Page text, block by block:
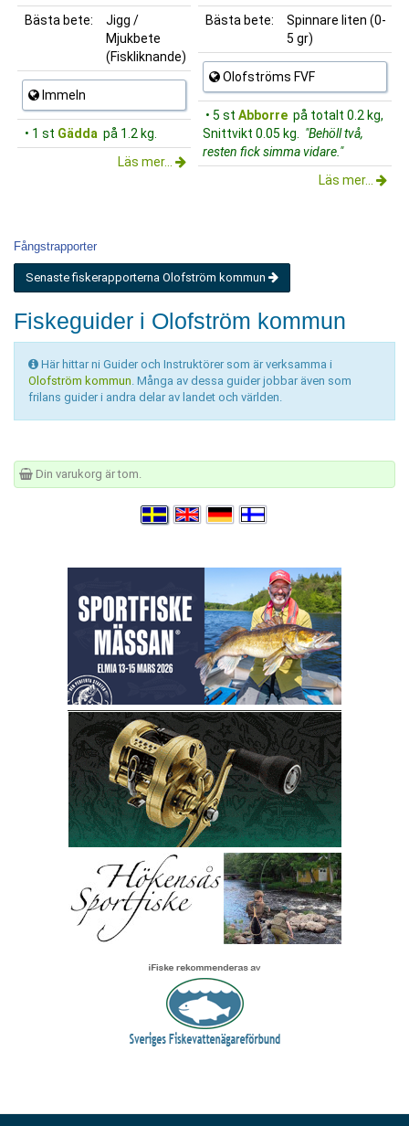
Bästa bete:
Jigg /
Mjukbete
(Fiskliknande)
Immeln
• 1 st Gädda på 1.2 kg.
Läs mer...
Bästa bete:
Spinnare liten (0-
5 gr)
Olofströms FVF
• 5 st Abborre på totalt 0.2 kg,
Snittvikt 0.05 kg.
"Behöll två,
resten fick simma vidare."
Läs mer...
Fångstrapporter
Senaste fiskerapporterna Olofström kommun
Fiskeguider i Olofström kommun
Här hittar ni Guider och Instruktörer som är verksamma i
Olofström kommun . Många av dessa guider jobbar även som
frilans guider i andra delar av landet och världen.
Din varukorg är tom.